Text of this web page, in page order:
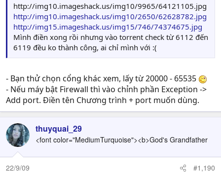
http://img10.imageshack.us/img10/9965/64121105.jpg
http://img10.imageshack.us/img10/2650/62628782.jpg
http://img15.imageshack.us/img15/746/74374675.jpg
Mình điền xong rồi nhưng vào torrent check từ 6112 đến
6119 đều ko thành công, ai chỉ mình với :(
- Bạn thử chọn cổng khác xem, lấy từ 20000 - 65535
- Nếu máy bật Firewall thì vào chỉnh phần Exception ->
Add port. Điền tên Chương trình + port muốn dùng.
thuyquai_29
<font color="MediumTurquoise"><b>God's Grandfather
22/9/09 #1,190